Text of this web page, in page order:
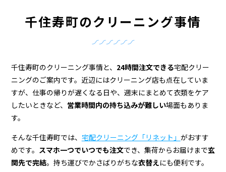
＆
宅
配
ク
リ
ー
千住寿町のクリーニング事情
千住寿町のクリーニング事情と、 24時間注文できる宅配クリー
ニングのご案内です。近辺にはクリーニング店も点在していま
すが、仕事の帰りが遅くなる日や、週末にまとめて衣類をケア
したいときなど、 営業時間内の持ち込みが難しい場面もありま
す。
そんな千住寿町では、 宅配クリーニング「リネット」 がおすす
めです。 スマホ一つでいつでも注文でき、集荷からお届けまで玄
関先で完結。持ち運びでかさばりがちな衣替えにも便利です。